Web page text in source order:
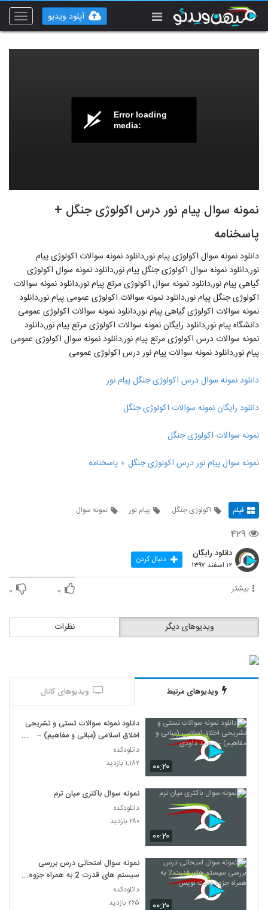
Toggle
آپلود ویدیو
Error loading
media:
نمونه سوال پیام نور درس اکولوژی جنگل +
پاسخنامه
دانلود نمونه سوال اکولوژی پیام نور,دانلود نمونه سوالات اکولوژی پیام
نور,دانلود نمونه سوال اکولوژی جنگل پیام نور,دانلود نمونه سوال اکولوژی
گیاهی پیام نور,دانلود نمونه سوال اکولوژی مرتع پیام نور,دانلود نمونه سوالات
اکولوژی جنگل پیام نور,دانلود نمونه سوالات اکولوژی عمومی پیام نور,دانلود
نمونه سوالات اکولوژی گیاهی پیام نور,دانلود نمونه سوالات اکولوژی عمومی
دانشگاه پیام نور,دانلود رایگان نمونه سوالات اکولوژی مرتع پیام نور,دانلود
نمونه سوالات درس اکولوژی مرتع پیام نور,دانلود نمونه سوال اکولوژی عمومی
پیام نور,دانلود نمونه سوالات پیام نور درس اکولوژی عمومی
دانلود نمونه سوال درس اکولوژی جنگل پیام نور
دانلود رایگان نمونه سوالات اکولوژی جنگل
نمونه سوالات اکولوژی جنگل
نمونه سوال پیام نور درس اکولوژی جنگل + پاسخنامه
فیلم اکولوژی جنگل پیام نور نمونه سوال
۴۲۹
دانلود رایگان
۱۲ اسفند ۱۳۹۷ دنبال کردن
بیشتر ۰ ۰
نظرات ویدیوهای دیگر
ویدیوهای مرتبط ویدیوهای کانال
۰۰:۲۰
دانلود نمونه سوالات تستی و تشریحی
اخلاق اسلامی (مبانی و مفاهیم) –
محمد داودی
دانلودکده
۱,۱۸۲ بازدید
۰۰:۲۰
نمونه سوال باکتری میان ترم
دانلودکده
۲۸۰ بازدید
۰۰:۲۰
نمونه سوال امتحانی درس بررسی
سیستم های قدرت 2 به همراه جزوه
دست نویس
دانلودکده
۲۶۵ بازدید